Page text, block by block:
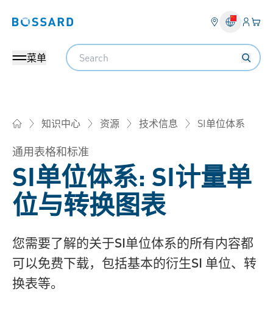
Bossard homepage 登入
您
菜单
Search
知识中心 资源 技术信息 SI单位体系
通用表格和标准
SI单位体系: SI计量单
位与转换图表
您需要了解的关于SI单位体系的所有内容都
可以免费下载，包括基本的衍生SI 单位、转
换表等。